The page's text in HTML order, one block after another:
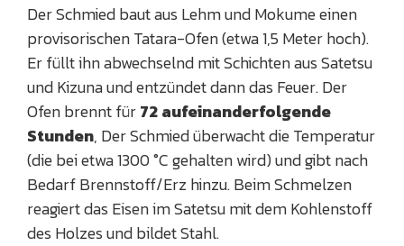
Der Schmied baut aus Lehm und Mokume einen
provisorischen Tatara-Ofen (etwa 1,5 Meter hoch).
Er füllt ihn abwechselnd mit Schichten aus Satetsu
und Kizuna und entzündet dann das Feuer. Der
Ofen brennt für72 aufeinanderfolgende
Stunden, Der Schmied überwacht die Temperatur
(die bei etwa 1300 °C gehalten wird) und gibt nach
Bedarf Brennstoff/Erz hinzu. Beim Schmelzen
reagiert das Eisen im Satetsu mit dem Kohlenstoff
des Holzes und bildet Stahl.